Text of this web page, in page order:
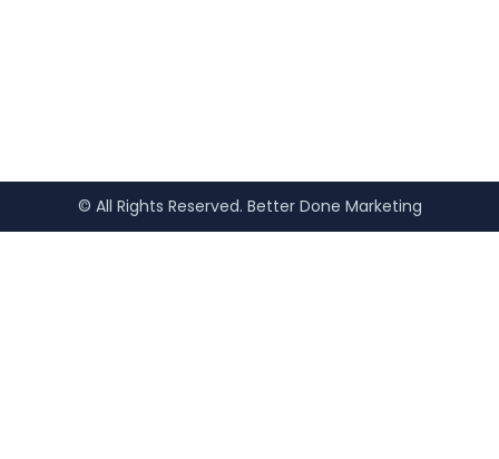
© All Rights Reserved. Better Done Marketing